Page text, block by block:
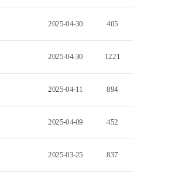
2025-04-30 405
2025-04-30 1221
2025-04-11 894
2025-04-09 452
2025-03-25 837